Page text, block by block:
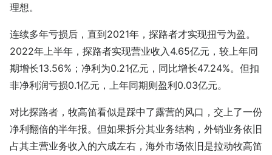
理想。
连续多年亏损后，直到2021年，探路者才实现扭亏为盈。
2022年上半年，探路者实现营业收入4.65亿元，较上年同
期增长13.56%；净利为0.21亿元，同比增长47.24%。但扣
非净利润亏损0.1亿元，上年同期则盈利0.03亿元。
对比探路者，牧高笛看似是踩中了露营的风口，交上了一份
净利翻倍的半年报。但如果拆分其业务结构，外销业务依旧
占其主营业务收入的六成左右，海外市场依旧是拉动牧高笛